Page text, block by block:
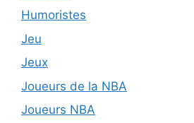
Humoristes
Jeu
Jeux
Joueurs de la NBA
Joueurs NBA